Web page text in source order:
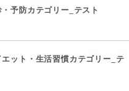
予防カテゴリー_テスト
ット・生活習慣カテゴリー_テ